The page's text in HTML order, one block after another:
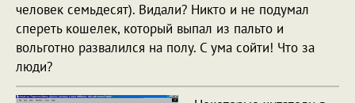
человек семьдесят). Видали? Никто и не подумал
спереть кошелек, который выпал из пальто и
вольготно развалился на полу. С ума сойти! Что за
люди?